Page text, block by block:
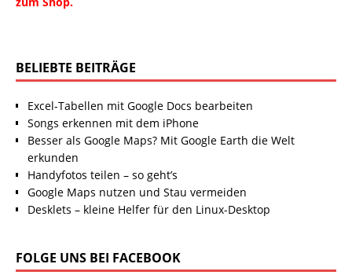
BELIEBTE BEITRÄGE
Excel-Tabellen mit Google Docs bearbeiten
Songs erkennen mit dem iPhone
Besser als Google Maps? Mit Google Earth die Welt
erkunden
Handyfotos teilen – so geht’s
Google Maps nutzen und Stau vermeiden
Desklets – kleine Helfer für den Linux-Desktop
FOLGE UNS BEI FACEBOOK